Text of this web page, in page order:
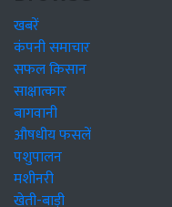
खबरें
कंपनी समाचार
सफल किसान
साक्षात्कार
बागवानी
औषधीय फसलें
पशुपालन
मशीनरी
खेती-बाड़ी